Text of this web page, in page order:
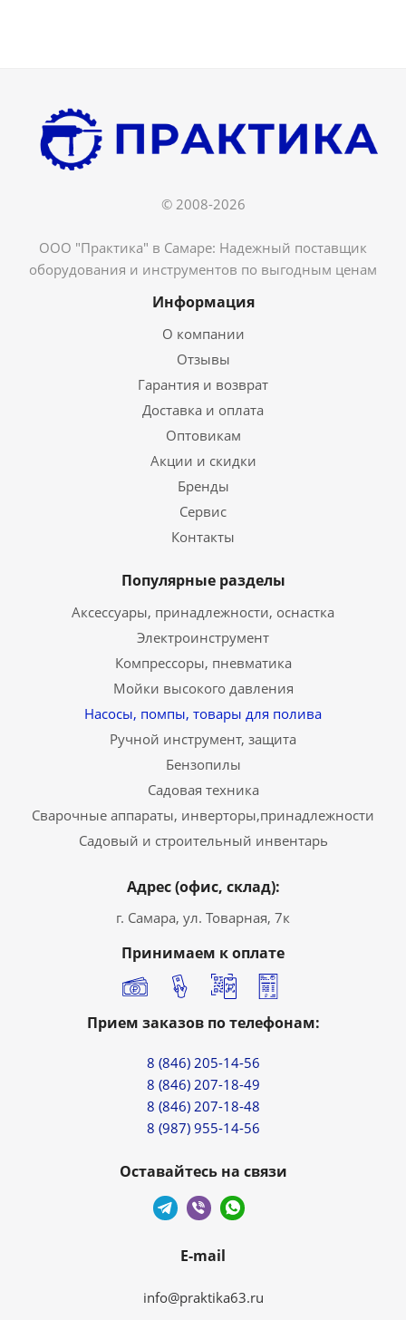
© 2008-2026
ООО "Практика" в Самаре: Надежный поставщик
оборудования и инструментов по выгодным ценам
Информация
О компании
Отзывы
Гарантия и возврат
Доставка и оплата
Оптовикам
Акции и скидки
Бренды
Сервис
Контакты
Популярные разделы
Аксессуары, принадлежности, оснастка
Электроинструмент
Компрессоры, пневматика
Мойки высокого давления
Насосы, помпы, товары для полива
Ручной инструмент, защита
Бензопилы
Садовая техника
Сварочные аппараты, инверторы,принадлежности
Садовый и строительный инвентарь
Адрес (офис, склад):
г. Самара, ул. Товарная, 7к
Принимаем к оплате
Прием заказов по телефонам:
8 (846) 205-14-56
8 (846) 207-18-49
8 (846) 207-18-48
8 (987) 955-14-56
Оставайтесь на связи
E-mail
info@praktika63.ru